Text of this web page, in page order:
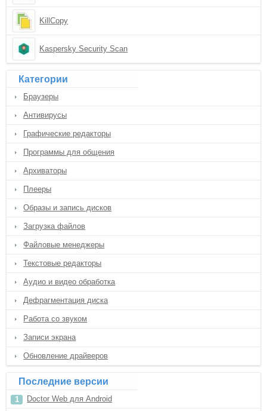
KillCopy
Kaspersky Security Scan
Категории
Браузеры
Антивирусы
Графические редакторы
Программы для общения
Архиваторы
Плееры
Образы и запись дисков
Загрузка файлов
Файловые менеджеры
Текстовые редакторы
Аудио и видео обработка
Дефрагментация диска
Работа со звуком
Записи экрана
Обновление драйверов
Последние версии
Doctor Web для Android